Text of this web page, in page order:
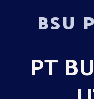
BSU
PT